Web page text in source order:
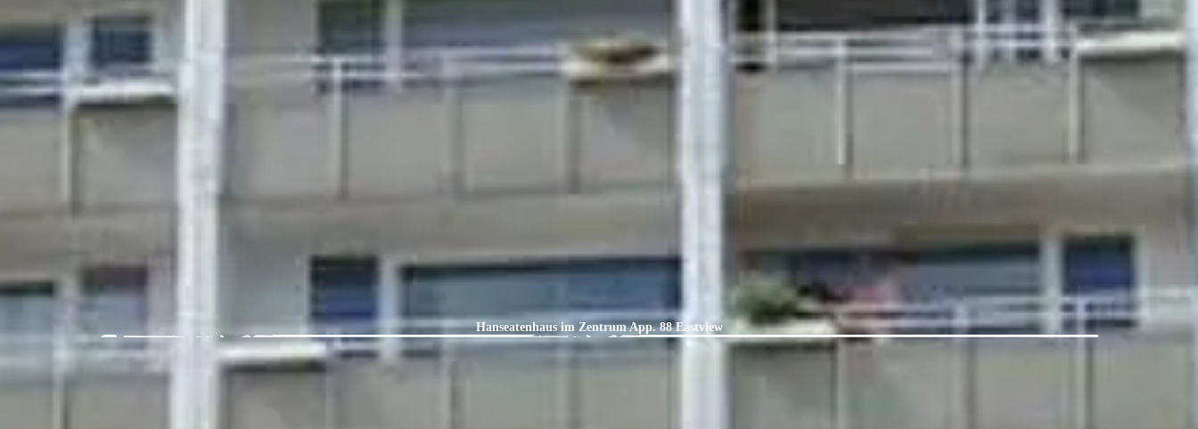
Hanseatenhaus im Zentrum App. 88 Eastview